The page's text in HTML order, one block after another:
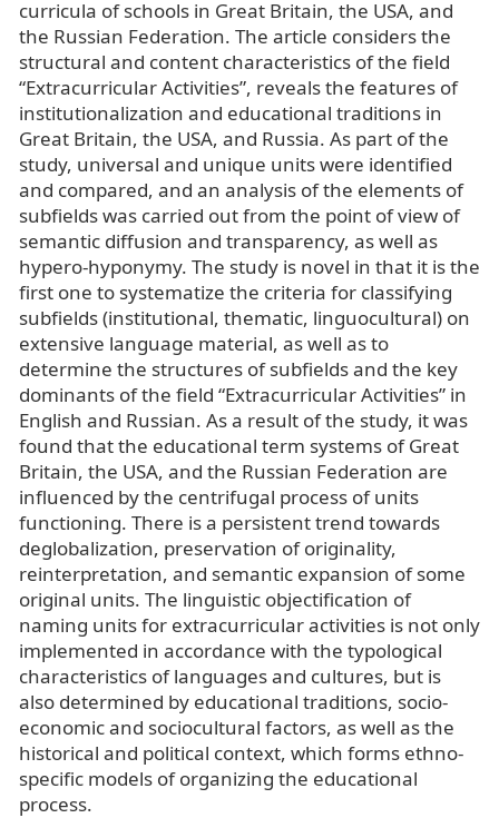
curricula of schools in Great Britain, the USA, and
the Russian Federation. The article considers the
structural and content characteristics of the field
“Extracurricular Activities”, reveals the features of
institutionalization and educational traditions in
Great Britain, the USA, and Russia. As part of the
study, universal and unique units were identified
and compared, and an analysis of the elements of
subfields was carried out from the point of view of
semantic diffusion and transparency, as well as
hypero-hyponymy. The study is novel in that it is the
first one to systematize the criteria for classifying
subfields (institutional, thematic, linguocultural) on
extensive language material, as well as to
determine the structures of subfields and the key
dominants of the field “Extracurricular Activities” in
English and Russian. As a result of the study, it was
found that the educational term systems of Great
Britain, the USA, and the Russian Federation are
influenced by the centrifugal process of units
functioning. There is a persistent trend towards
deglobalization, preservation of originality,
reinterpretation, and semantic expansion of some
original units. The linguistic objectification of
naming units for extracurricular activities is not only
implemented in accordance with the typological
characteristics of languages and cultures, but is
also determined by educational traditions, socio-
economic and sociocultural factors, as well as the
historical and political context, which forms ethno-
specific models of organizing the educational
process.